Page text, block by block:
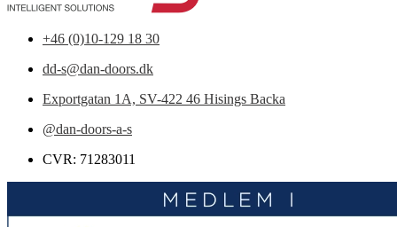
+46 (0)10-129 18 30
dd-s@dan-doors.dk
Exportgatan 1A, SV-422 46 Hisings Backa
@dan-doors-a-s
CVR: 71283011